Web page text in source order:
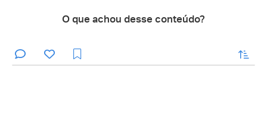
O que achou desse conteúdo?
enviar